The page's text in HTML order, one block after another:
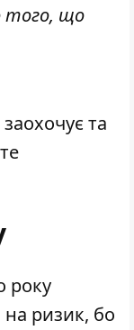
того, що
та
року
ризик, бо